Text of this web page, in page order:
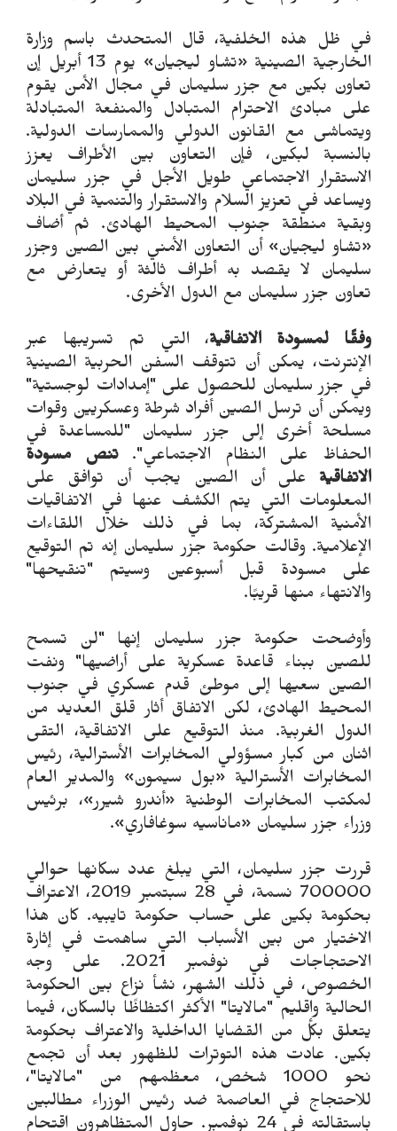
في ظل هذه الخلفية، قال المتحدث باسم وزارة
الخارجية الصينية «تشاو ليجيان» يوم 13 أبريل إن
تعاون بكين مع جزر سليمان في مجال الأمن يقوم
على مبادئ الاحترام المتبادل والمنفعة المتبادلة
ويتماشى مع القانون الدولي والممارسات الدولية.
بالنسبة لبكين، فإن التعاون بين الأطراف يعزز
الاستقرار الاجتماعي طويل الأجل في جزر سليمان
ويساعد في تعزيز السلام والاستقرار والتنمية في البلاد
وبقية منطقة جنوب المحيط الهادئ. ثم أضاف
«تشاو ليجيان» أن التعاون الأمني ​​بين الصين وجزر
سليمان لا يقصد به أطراف ثالثة أو يتعارض مع
تعاون جزر سليمان مع الدول الأخرى.
وفقًا لمسودة الاتفاقية، التي تم تسريبها عبر
الإنترنت، يمكن أن تتوقف السفن الحربية الصينية
في جزر سليمان للحصول على "إمدادات لوجستية"
ويمكن أن ترسل الصين أفراد شرطة وعسكريين وقوات
مسلحة أخرى إلى جزر سليمان "للمساعدة في
الحفاظ على النظام الاجتماعي".تنص مسودة
الاتفاقية على أن الصين يجب أن توافق على
المعلومات التي يتم الكشف عنها في الاتفاقيات
الأمنية المشتركة، بما في ذلك خلال اللقاءات
الإعلامية. وقالت حكومة جزر سليمان إنه تم التوقيع
على مسودة قبل أسبوعين وسيتم "تنقيحها"
والانتهاء منها قريبًا.
وأوضحت حكومة جزر سليمان إنها "لن تسمح
للصين ببناء قاعدة عسكرية على أراضيها" ونفت
الصين سعيها إلى موطئ قدم عسكري في جنوب
المحيط الهادئ، لكن الاتفاق أثار قلق العديد من
الدول الغربية. منذ التوقيع على الاتفاقية، التقى
اثنان من كبار مسؤولي المخابرات الأسترالية، رئيس
المخابرات الأسترالية «بول سيمون» والمدير العام
لمكتب المخابرات الوطنية «أندرو شيرر»، برئيس
وزراء جزر سليمان «ماناسيه سوغافاري».
قررت جزر سليمان، التي يبلغ عدد سكانها حوالي
700000 نسمة، في 28 سبتمبر 2019، الاعتراف
بحكومة بكين على حساب حكومة تايبيه. كان هذا
الاختيار من بين الأسباب التي ساهمت في إثارة
الاحتجاجات في نوفمبر 2021. على وجه
الخصوص، في ذلك الشهر، نشأ نزاع بين الحكومة
الحالية وإقليم "مالايتا" الأكثر اكتظاظًا بالسكان، فيما
يتعلق بكل من القضايا الداخلية والاعتراف بحكومة
بكين. عادت هذه التوترات للظهور بعد أن تجمع
نحو 1000 شخص، معظمهم من "مالايتا"،
للاحتجاج في العاصمة ضد رئيس الوزراء مطالبين
باستقالته في 24 نوفمبر. حاول المتظاهرون اقتحام